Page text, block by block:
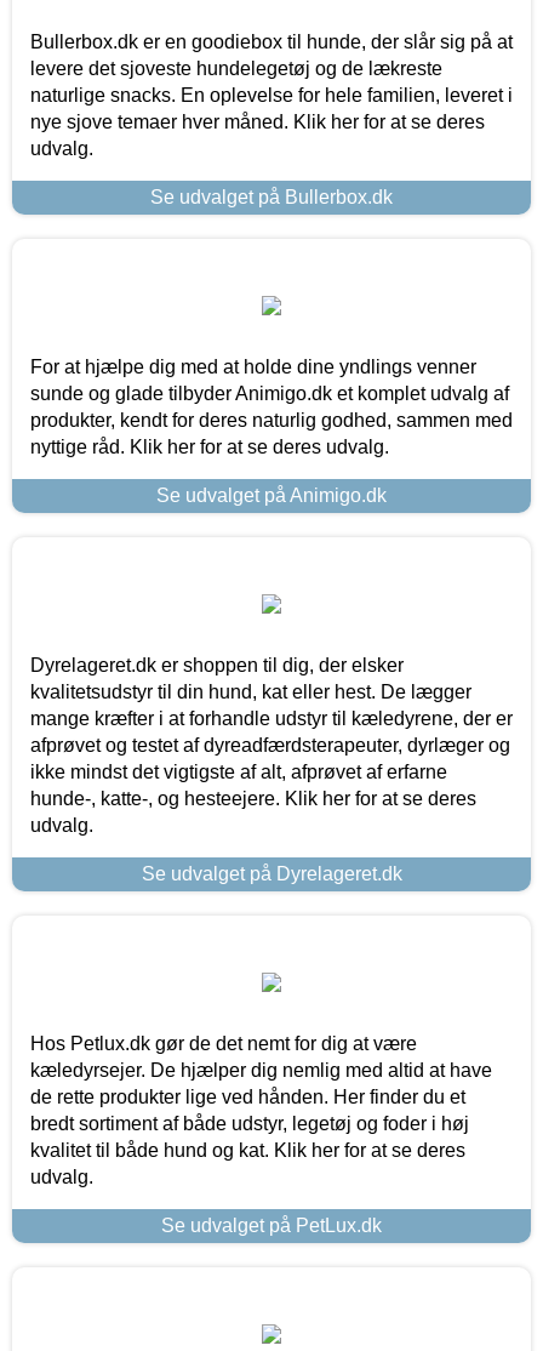
Bullerbox.dk er en goodiebox til hunde, der slår sig på at
levere det sjoveste hundelegetøj og de lækreste
naturlige snacks. En oplevelse for hele familien, leveret i
nye sjove temaer hver måned. Klik her for at se deres
udvalg.
Se udvalget på Bullerbox.dk
For at hjælpe dig med at holde dine yndlings venner
sunde og glade tilbyder Animigo.dk et komplet udvalg af
produkter, kendt for deres naturlig godhed, sammen med
nyttige råd. Klik her for at se deres udvalg.
Se udvalget på Animigo.dk
Dyrelageret.dk er shoppen til dig, der elsker
kvalitetsudstyr til din hund, kat eller hest. De lægger
mange kræfter i at forhandle udstyr til kæledyrene, der er
afprøvet og testet af dyreadfærdsterapeuter, dyrlæger og
ikke mindst det vigtigste af alt, afprøvet af erfarne
hunde-, katte-, og hesteejere. Klik her for at se deres
udvalg.
Se udvalget på Dyrelageret.dk
Hos Petlux.dk gør de det nemt for dig at være
kæledyrsejer. De hjælper dig nemlig med altid at have
de rette produkter lige ved hånden. Her finder du et
bredt sortiment af både udstyr, legetøj og foder i høj
kvalitet til både hund og kat. Klik her for at se deres
udvalg.
Se udvalget på PetLux.dk